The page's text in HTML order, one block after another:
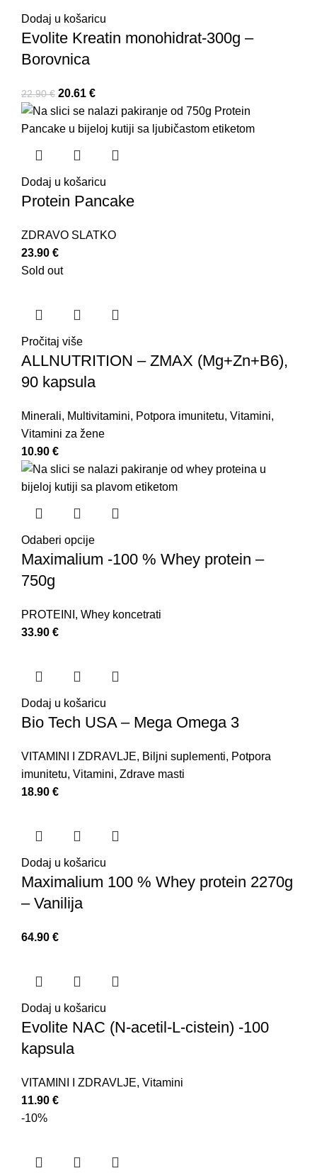
Dodaj u košaricu
Evolite Kreatin monohidrat-300g –
Borovnica
22.90€ 20.61 €
Dodaj u košaricu
Protein Pancake
ZDRAVO SLATKO
23.90 €
Sold out
Pročitaj više
ALLNUTRITION – ZMAX (Mg+Zn+B6),
90 kapsula
Minerali, Multivitamini, Potpora imunitetu, Vitamini,
Vitamini za žene
10.90 €
Odaberi opcije
Maximalium -100 % Whey protein –
750g
PROTEINI , Whey koncetrati
33.90 €
Dodaj u košaricu
Bio Tech USA – Mega Omega 3
VITAMINI I ZDRAVLJE, Biljni suplementi, Potpora
imunitetu, Vitamini, Zdrave masti
18.90 €
Dodaj u košaricu
Maximalium 100 % Whey protein 2270g
– Vanilija
64.90 €
Dodaj u košaricu
Evolite NAC (N-acetil-L-cistein) -100
kapsula
VITAMINI I ZDRAVLJE, Vitamini
11.90 €
-10%